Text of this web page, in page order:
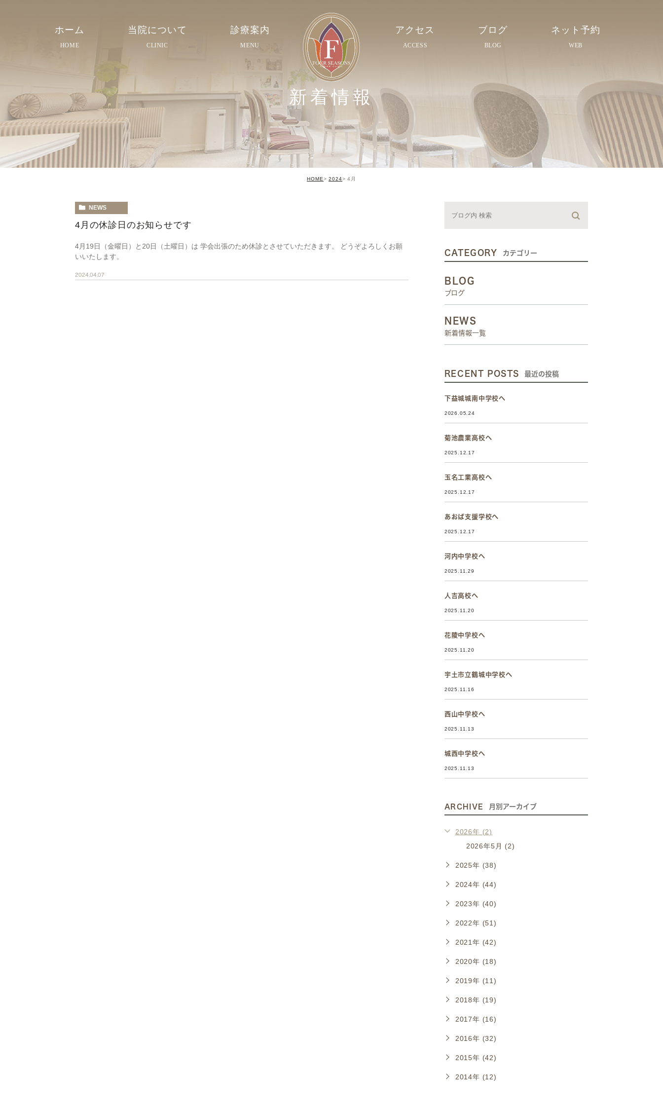
ホーム
HOME
当院について
CLINIC
院内紹介
スタッフ紹介
診療案内
MENU
アクセス
ACCESS
ブログ
BLOG
ネット予約
WEB
新着情報
HOME 2024 4月
NEWS
4月の休診日のお知らせです
4月19日（金曜日）と20日（土曜日）は 学会出張のため休診とさせていただきます。 どうぞよろしくお願
いいたします。
2024.04.07
CATEGORY カテゴリー
BLOG
ブログ
NEWS
新着情報一覧
RECENT POSTS 最近の投稿
下益城城南中学校へ
2026.05.24
菊池農業高校へ
2025.12.17
玉名工業高校へ
2025.12.17
あおば支援学校へ
2025.12.17
河内中学校へ
2025.11.29
人吉高校へ
2025.11.20
花陵中学校へ
2025.11.20
宇土市立鶴城中学校へ
2025.11.16
西山中学校へ
2025.11.13
城西中学校へ
2025.11.13
ARCHIVE 月別アーカイブ
2026年 (2)
2026年5月 (2)
2025年 (38)
2024年 (44)
2023年 (40)
2022年 (51)
2021年 (42)
2020年 (18)
2019年 (11)
2018年 (19)
2017年 (16)
2016年 (32)
2015年 (42)
2014年 (12)